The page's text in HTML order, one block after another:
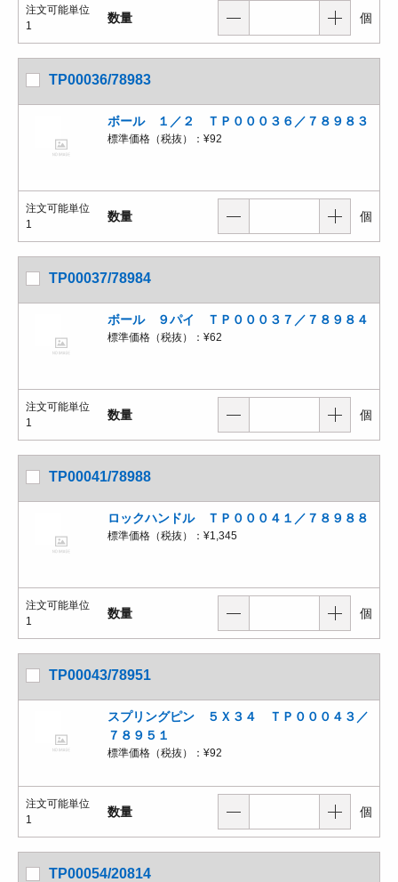
注文可能単位
1
数量 個
TP00036/78983
ボール １／２ ＴＰ０００３６／７８９８３
標準価格（税抜）： ¥92
注文可能単位
1
数量 個
TP00037/78984
ボール ９パイ ＴＰ０００３７／７８９８４
標準価格（税抜）： ¥62
注文可能単位
1
数量 個
TP00041/78988
ロックハンドル ＴＰ０００４１／７８９８８
標準価格（税抜）： ¥1,345
注文可能単位
1
数量 個
TP00043/78951
スプリングピン ５Ｘ３４ ＴＰ０００４３／
７８９５１
標準価格（税抜）： ¥92
注文可能単位
1
数量 個
TP00054/20814